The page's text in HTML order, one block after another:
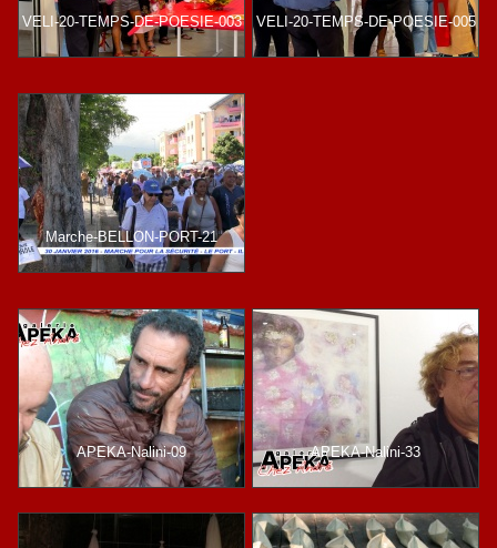
VELI-20-TEMPS-DE-POESIE-003 VELI-20-TEMPS-DE-POESIE-005
Marche-BELLON-PORT-21
APEKA-Nalini-09 APEKA-Nalini-33